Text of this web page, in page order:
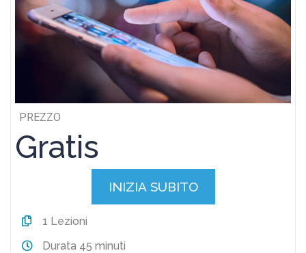
PREZZO
Gratis
INIZIA SUBITO
1 Lezioni
Durata 45 minuti